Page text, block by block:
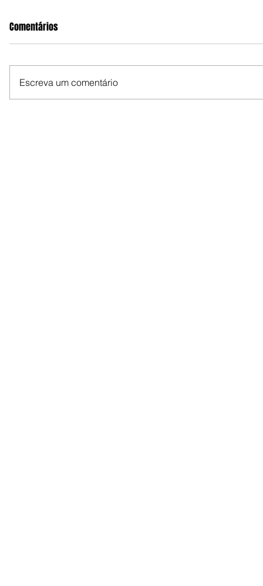
Comentários
Escreva um comentário